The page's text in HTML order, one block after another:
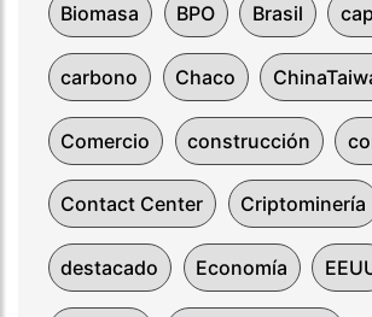
Biomasa BPO Brasil
carbono Chaco
Comercio construcción
Contact Center Criptominería
destacado Economía